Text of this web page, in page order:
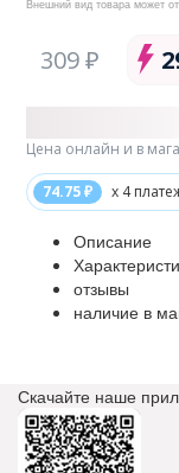
Внешний вид товара может
309 ₽
74.75 ₽ x 4
Цена онлайн и в
Описание
отзывы
наличие в
Скачайте наше